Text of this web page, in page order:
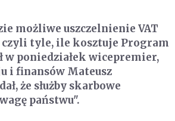
możliwe uszczelnienie VAT
czyli tyle, ile kosztuje Program
w poniedziałek wicepremier,
i finansów Mateusz
że służby skarbowe
państwu".